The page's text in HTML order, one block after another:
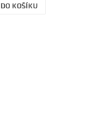
DO KOŠÍKU